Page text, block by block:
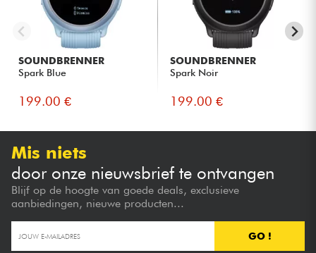
SOUNDBRENNER
Spark Blue
199.00 €
SOUNDBRENNER
Spark Noir
199.00 €
Mis niets
door onze nieuwsbrief te ontvangen
Blijf op de hoogte van goede deals, exclusieve
aanbiedingen, nieuwe producten...
GO !